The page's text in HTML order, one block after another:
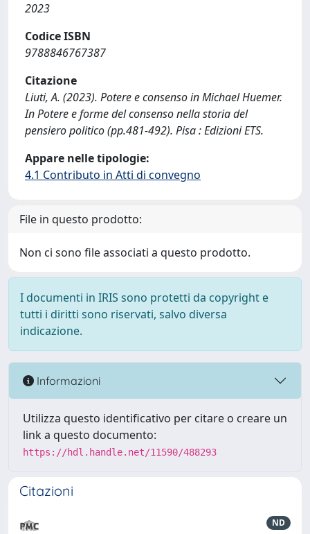
2023
Codice ISBN
9788846767387
Citazione
Liuti, A. (2023). Potere e consenso in Michael Huemer.
In Potere e forme del consenso nella storia del
pensiero politico (pp.481-492). Pisa : Edizioni ETS.
Appare nelle tipologie:
4.1 Contributo in Atti di convegno
File in questo prodotto:
Non ci sono file associati a questo prodotto.
I documenti in IRIS sono protetti da copyright e
tutti i diritti sono riservati, salvo diversa
indicazione.
Informazioni
Utilizza questo identificativo per citare o creare un
link a questo documento:
https://hdl.handle.net/11590/488293
Citazioni
ND